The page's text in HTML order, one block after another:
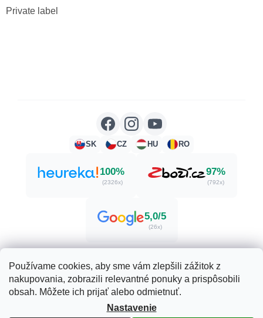
Používame cookies, aby sme vám zlepšili zážitok z
nakupovania, zobrazili relevantné ponuky a prispôsobili
obsah. Môžete ich prijať alebo odmietnuť.
Nastavenie
Private label
SK CZ HU RO
100%
(2326x)
97%
(792x)
5,0/5
(26x)
Vytvoril Shoptet